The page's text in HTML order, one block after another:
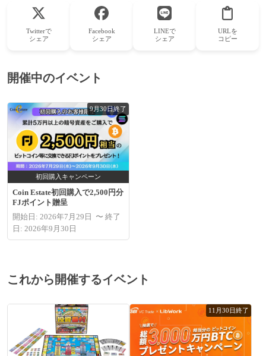
Twitterで
シェア
Facebook
シェア
LINEで
シェア
URLを
コピー
開催中のイベント
9月30日終了
初回購入キャンペーン
Coin Estate初回購入で2,500円分
FJポイント贈呈
開始日: 2026年7月29日 〜 終了
日: 2026年9月30日
これから開催するイベント
11月30日終了